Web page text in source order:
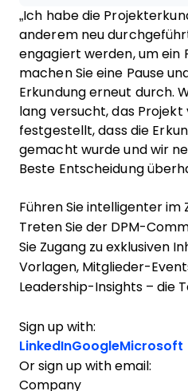
„Ich habe die
anderem neu
engagiert werden, um ein
machen Sie eine Pause
Erkundung erneut durch.
lang versucht, das
festgestellt, dass die
gemacht wurde und wir
Beste Entscheidung
Führen Sie intelligenter im
Treten Sie der DPM-
Sie Zugang zu exklusiven
Vorlagen, Mitglieder-
Leadership-Insights – die
Sign up with:
LinkedInGoogleMicrosoft
Or sign up with email:
Company